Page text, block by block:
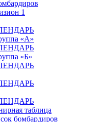
1
«А»
«Б»
таблица
бомбардиров